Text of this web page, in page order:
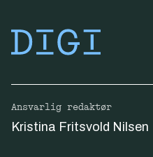
Ansvarlig redaktør
Kristina Fritsvold Nilsen